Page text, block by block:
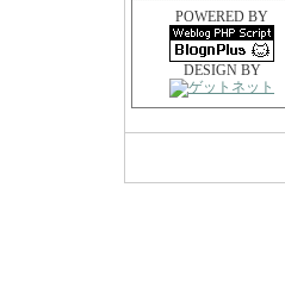
POWERED BY
DESIGN BY